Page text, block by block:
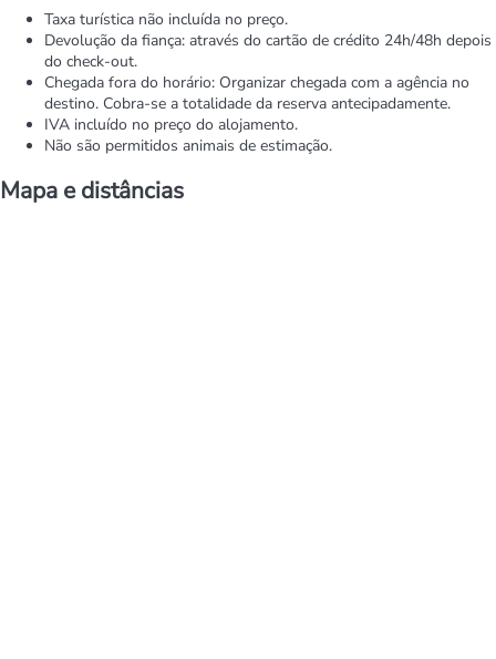
Taxa turística não incluída no preço.
Devolução da fiança: através do cartão de crédito 24h/48h depois
do check-out.
Chegada fora do horário: Organizar chegada com a agência no
destino. Cobra-se a totalidade da reserva antecipadamente.
IVA incluído no preço do alojamento.
Não são permitidos animais de estimação.
Mapa e distâncias